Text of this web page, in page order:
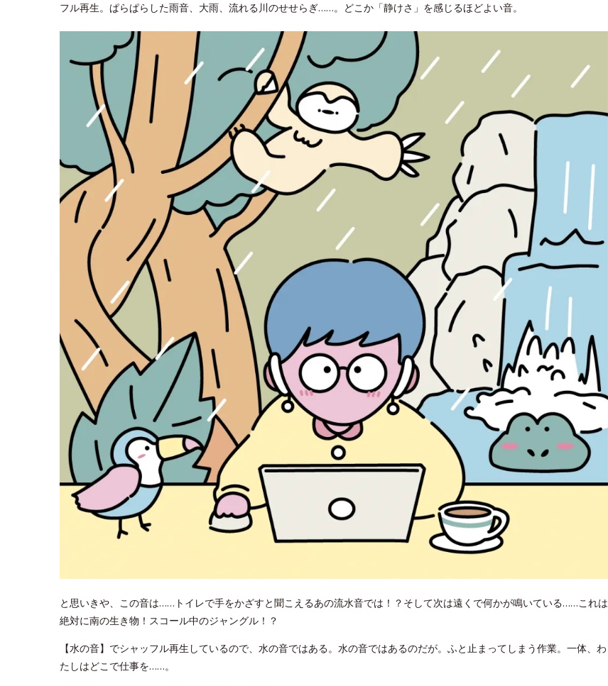
フル再生。ぱらぱらした雨音、大雨、流れる川のせせらぎ……。どこか「静けさ」を感じるほどよい音。
と思いきや、この音は……トイレで手をかざすと聞こえるあの流水音では！？そして次は遠くで何かが鳴いている……これは
絶対に南の生き物！スコール中のジャングル！？
【水の音】でシャッフル再生しているので、水の音ではある。水の音ではあるのだが。ふと止まってしまう作業。一体、わ
たしはどこで仕事を……。